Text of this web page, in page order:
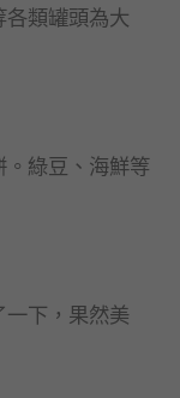
類罐頭為大
綠豆、海鮮等
下，果然美